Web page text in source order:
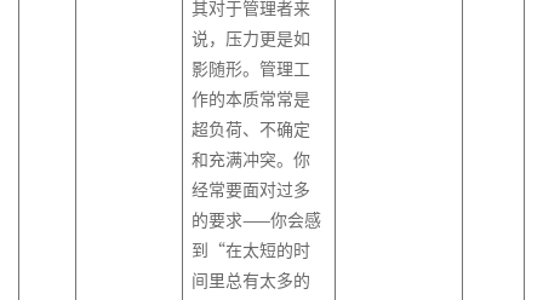
其对于管理者来
说，压力更是如
影随形。管理工
作的本质常常是
超负荷、不确定
和充满冲突。你
经常要面对过多
的要求——你会感
到“在太短的时
间里总有太多的